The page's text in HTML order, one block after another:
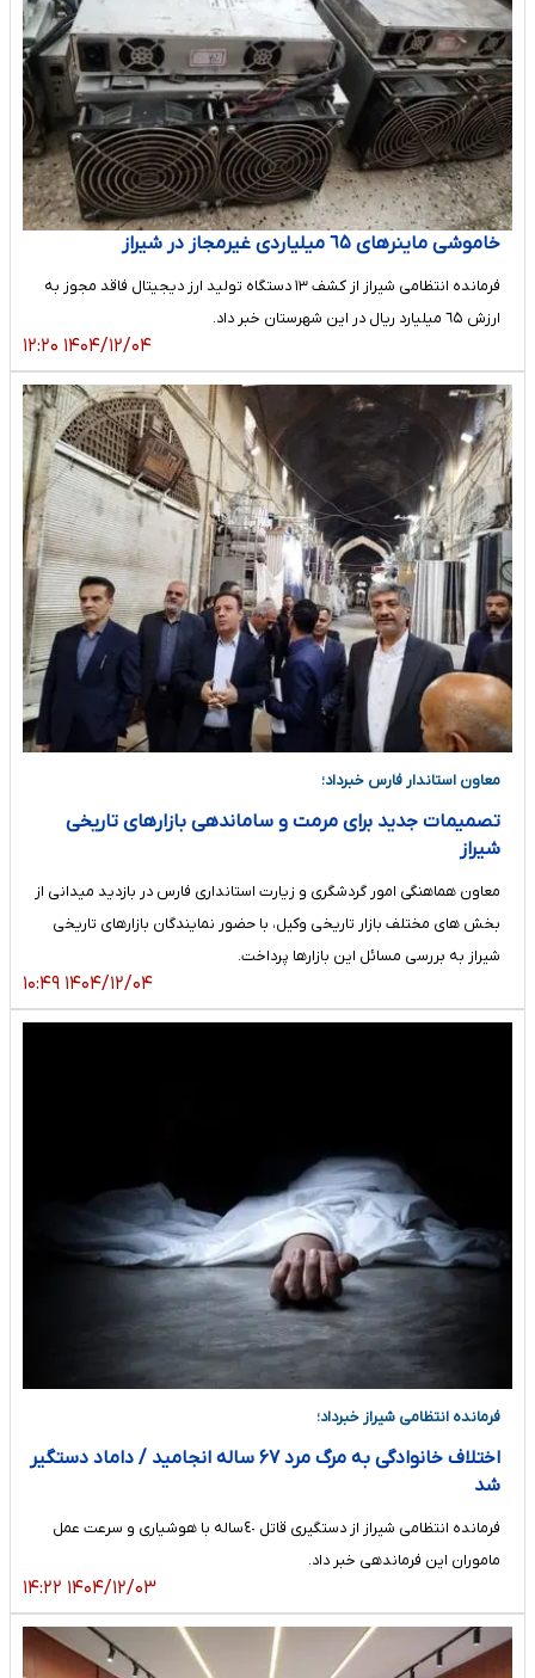
خاموشی ماینر‌های ٦۵ میلیاردی غیرمجاز در شیراز
فرمانده انتظامی شیراز از کشف ١٣ دستگاه تولید ارز دیجیتال فاقد مجوز به
ارزش ٦۵ میلیارد ریال در این شهرستان خبر داد.
۱۴۰۴/۱۲/۰۴ ۱۲:۲۰
معاون استاندار فارس خبرداد؛
تصمیمات جدید برای مرمت و ساماندهی بازارهای تاریخی
شیراز
معاون هماهنگی امور گردشگری و زیارت استانداری فارس در بازدید میدانی از
بخش های مختلف بازار تاریخی وکیل، با حضور نمایندگان بازارهای تاریخی
شیراز به بررسی مسائل این بازارها پرداخت.
۱۴۰۴/۱۲/۰۴ ۱۰:۴۹
فرمانده انتظامی شیراز خبرداد؛
اختلاف خانوادگی به مرگ مرد ۶۷ ساله انجامید / داماد دستگیر
شد
فرمانده انتظامی شیراز از دستگیری قاتل ٤٠‌ساله با هوشیاری و سرعت عمل
ماموران این فرماندهی خبر داد.
۱۴۰۴/۱۲/۰۳ ۱۴:۲۲